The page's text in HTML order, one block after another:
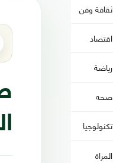
ثقافة وفن
اقتصاد
رياضة
صحه
تكنولوجيا
المراة